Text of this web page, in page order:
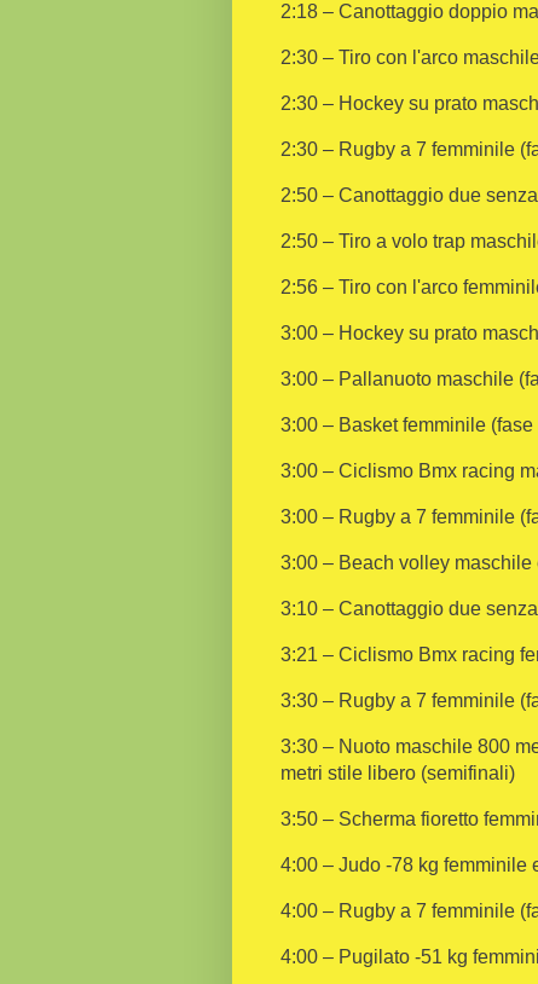
2:18 – Canottaggio doppio
2:30 – Tiro con l'arco
2:30 – Hockey su prato
2:30 – Rugby a 7 femminile
2:50 – Canottaggio due
2:50 – Tiro a volo trap
2:56 – Tiro con l'arco
3:00 – Hockey su prato
3:00 – Pallanuoto maschile
3:00 – Basket femminile
3:00 – Ciclismo Bmx racing
3:00 – Rugby a 7 femminile
3:00 – Beach volley
3:10 – Canottaggio due
3:21 – Ciclismo Bmx racing
3:30 – Rugby a 7 femminile
3:30 – Nuoto maschile 800
metri stile libero (semifinali)
3:50 – Scherma fioretto
4:00 – Judo -78 kg femminile
4:00 – Rugby a 7 femminile
4:00 – Pugilato -51 kg